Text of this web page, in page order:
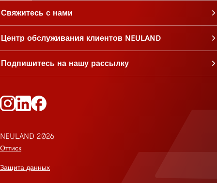
Свяжитесь с нами
Центр обслуживания клиентов NEULAND
Подпишитесь на нашу рассылку
NEULAND 2026
Оттиск
Защита данных
Следите за Neuland в Instagram
Следите за Neuland на LinkedIn
Следите за Neuland на Facebook